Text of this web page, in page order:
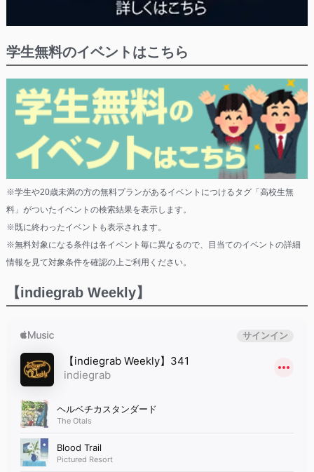
学生無料のイベントはこちら
※学生や20歳未満の方の無料プランがあるイベントにつけるタグ「高校生無
料」がついたイベントの検索結果を表示します。
※既に終わったイベントも表示されます。
※無料対象になる条件は各イベント毎に異なるので、目当てのイベントの詳細
情報を見て対象条件を確認の上ご利用ください。
【indiegrab Weekly】